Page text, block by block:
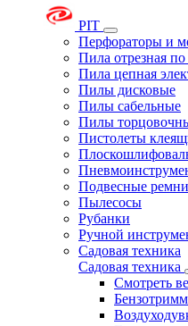
PIT
Перфораторы и
Пила отрезная
Пила цепная
Пилы дисковые
Пилы сабельные
Пилы
Пистолеты
Подвесные
Пылесосы
Рубанки
Ручной
Садовая техника
Садовая техника
Смотреть